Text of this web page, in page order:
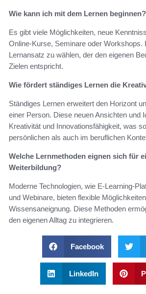
Wie kann ich mit dem Lernen beginnen?
Es gibt viele Möglichkeiten, neue
Online-Kurse, Seminare oder Workshops.
Lernansatz zu wählen, der den eigenen
Zielen entspricht.
Wie fördert ständiges Lernen die
Ständiges Lernen erweitert den Horizont
einer Person. Diese neuen Ansichten und
Kreativität und Innovationsfähigkeit, was
persönlichen als auch im beruflichen
Welche Lernmethoden eignen sich für
Weiterbildung?
Moderne Technologien, wie E-Learning-
und Webinare, bieten flexible
Wissensaneignung. Diese Methoden
den eigenen Alltag zu integrieren.
Facebook
LinkedIn